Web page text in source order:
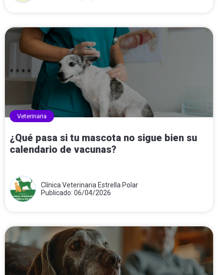
Veterinaria
¿Qué pasa si tu mascota no sigue bien su
calendario de vacunas?
Clínica Veterinaria Estrella Polar
Publicado: 06/04/2026